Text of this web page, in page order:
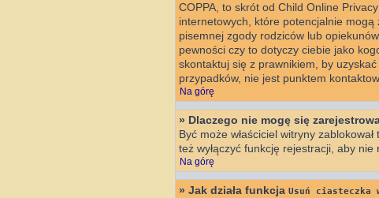
COPPA, to skrót od Child Online
internetowych, które potencjalnie
pisemnej zgody rodziców lub
pewności czy to dotyczy ciebie jako
skontaktuj się z prawnikiem, by
przypadków, nie jest punktem
Na górę
» Dlaczego nie mogę się
Być może właściciel witryny
też wyłączyć funkcję rejestracji, aby
Na górę
» Jak działa funkcja Usuń ciasteczka